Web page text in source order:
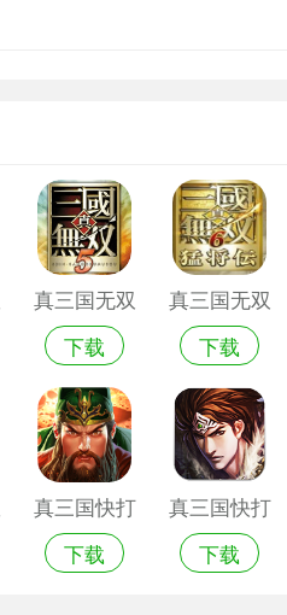
真三国无双
5
下载
真三国无双
6
下载
真三国快打
手机版
下载
真三国快打
安卓版
下载